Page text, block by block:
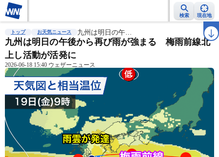
検索 現在地
雨雲レーダー 台風情報 地震情報 ラ
トップ お天気ニュース 九州は明日の午…
九州は明日の午後から再び雨が強まる 梅雨前線北
上し活動が活発に
2026-06-18 15:40 ウェザーニュース